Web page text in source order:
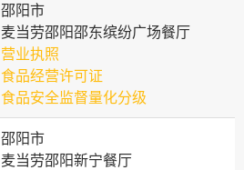
邵阳市
麦当劳邵阳邵东缤纷广场餐厅
营业执照
食品经营许可证
食品安全监督量化分级
邵阳市
麦当劳邵阳新宁餐厅